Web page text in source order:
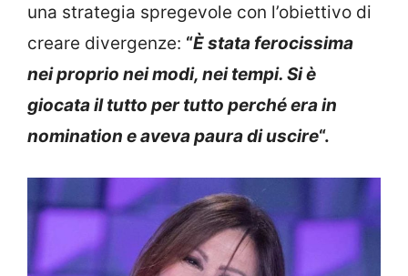
una strategia spregevole con l’obiettivo di
creare divergenze: “È stata ferocissima
nei proprio nei modi, nei tempi. Si è
giocata il tutto per tutto perché era in
nomination e aveva paura di uscire“.